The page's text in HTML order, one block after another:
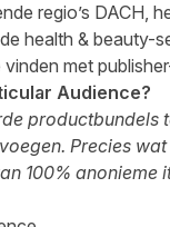
regio’s DACH,
health & beauty-
met
Audience?
productbundels
Precies
100% anonieme